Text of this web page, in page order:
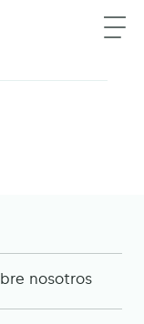
nosotros